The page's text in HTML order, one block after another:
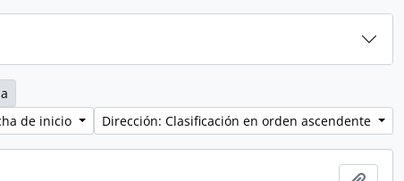
de inicio
Dirección: Clasificación en orden ascendente